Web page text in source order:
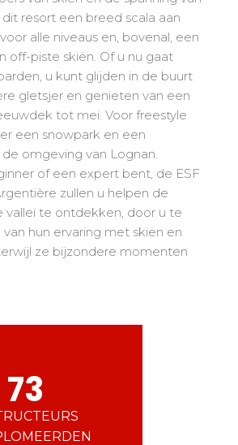
33
tot de Gouden Ster
concurrenten
tieners
moniteurs
Boarder
Stagiaires
resort een breed scala aan
alle niveaus en, bovenal, een
off-piste skiën. Of u nu gaat
u kunt glijden in de buurt
gletsjer en genieten van een
tot mei. Voor freestyle
een snowpark en een
omgeving van Lognan.
of een expert bent, de ESF
zullen u helpen de
vallei te ontdekken, door u te
hun ervaring met skiën en
ze bijzondere momenten
73